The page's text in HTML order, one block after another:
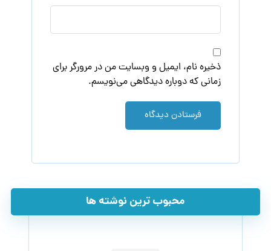
ذخیره نام، ایمیل و وبسایت من در مرورگر برای
زمانی که دوباره دیدگاهی می‌نویسم.
فرستادن دیدگاه
محبوب ترین نوشته ها